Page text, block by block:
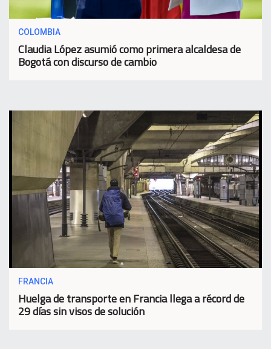
COLOMBIA
Claudia López asumió como primera alcaldesa de
Bogotá con discurso de cambio
FRANCIA
Huelga de transporte en Francia llega a récord de
29 días sin visos de solución